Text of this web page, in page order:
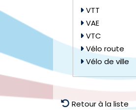
VTT
VAE
VTC
Vélo route
Vélo de ville
Retour à la liste